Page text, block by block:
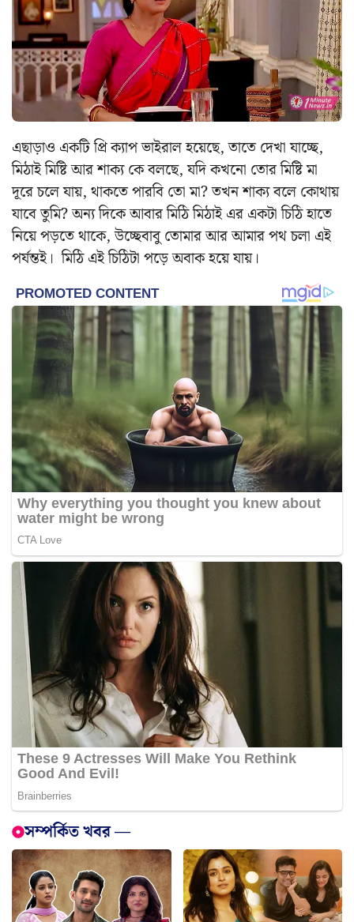
এছাড়াও একটি প্রি ক্যাপ ভাইরাল হয়েছে, তাতে দেখা যাচ্ছে,
মিঠাই মিষ্টি আর শাক্য কে বলছে, যদি কখনো তোর মিষ্টি মা
দূরে চলে যায়, থাকতে পারবি তো মা? তখন শাক্য বলে কোথায়
যাবে তুমি? অন্য দিকে আবার মিঠি মিঠাই এর একটা চিঠি হাতে
নিয়ে পড়তে থাকে, উচ্ছেবাবু তোমার আর আমার পথ চলা এই
পর্যন্তই। মিঠি এই চিঠিটা পড়ে অবাক হয়ে যায়।
সম্পর্কিত খবর —